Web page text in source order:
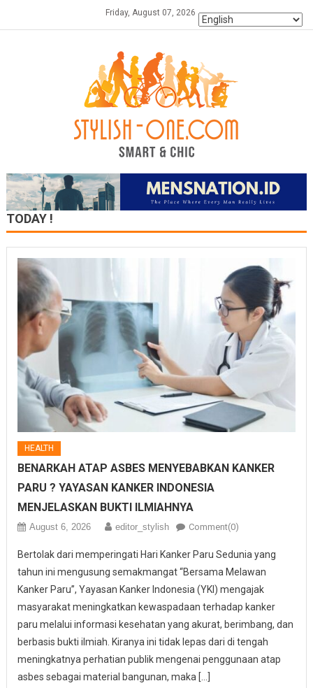
Friday, August 07, 2026
TODAY !
HEALTH
BENARKAH ATAP ASBES MENYEBABKAN KANKER
PARU ? YAYASAN KANKER INDONESIA
MENJELASKAN BUKTI ILMIAHNYA
August 6, 2026 editor_stylish Comment(0)
Bertolak dari memperingati Hari Kanker Paru Sedunia yang
tahun ini mengusung semakmangat “Bersama Melawan
Kanker Paru”, Yayasan Kanker Indonesia (YKI) mengajak
masyarakat meningkatkan kewaspadaan terhadap kanker
paru melalui informasi kesehatan yang akurat, berimbang, dan
berbasis bukti ilmiah. Kiranya ini tidak lepas dari di tengah
meningkatnya perhatian publik mengenai penggunaan atap
asbes sebagai material bangunan, maka […]